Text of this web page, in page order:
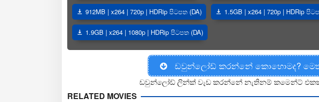
912MB | x264 | 720p | HDRip පිටපත (DA) 1.5GB | x264 | 720p | HDRip
1.9GB | x264 | 1080p | HDRip පිටපත (DA)
ඩවුන්ලෝඩ් කරන්නේ කොහොමද?
ඩවුන්ලෝඩ් ලින්ක් වැඩ කරන්නේ නැතිනම් කමෙන්ට්
RELATED MOVIES